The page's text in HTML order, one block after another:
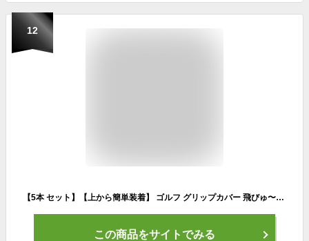
12
【5本 セット】【上から簡単装着】 ゴルフ グリップカバー 飛びゅ〜ん 【送料無料】 天然ゴム グリップ カバー メンズ レディース ゴルフグリップ 飛距離 すべらない 滑らない パター ゴルフグリップ交換 グリップ力UP とびゅーん ナトップ グリップ交換 便利 グッズ
この商品をサイトでみる